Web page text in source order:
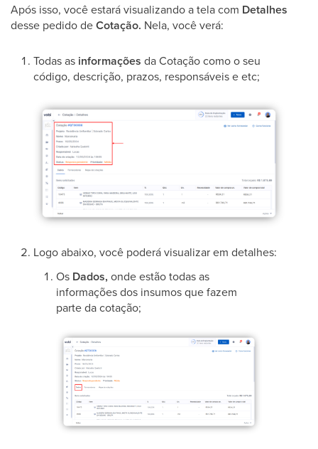
Após isso, você estará visualizando a tela com Detalhes
desse pedido deCotação. Nela, você verá:
Todas as informações da Cotação como o seu
código, descrição, prazos, responsáveis e etc;
Logo abaixo, você poderá visualizar em detalhes:
Os Dados, onde estão todas as
informações dos insumos que fazem
parte da cotação;